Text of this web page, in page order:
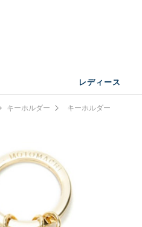
レディース
キーホルダー キーホルダー